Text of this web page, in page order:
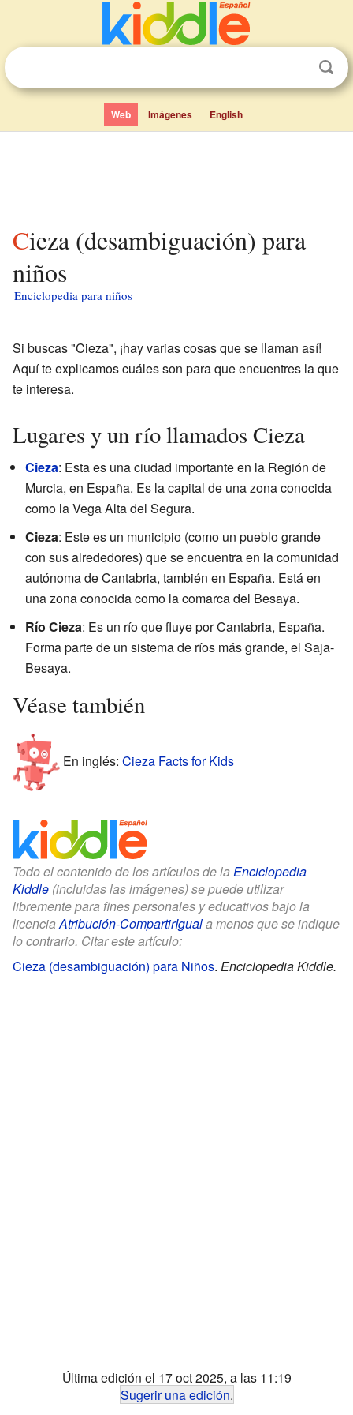
Web Imágenes English
Cieza (desambiguación) para
niños
Enciclopedia para niños
Si buscas "Cieza", ¡hay varias cosas que se llaman así!
Aquí te explicamos cuáles son para que encuentres la que
te interesa.
Lugares y un río llamados Cieza
Cieza: Esta es una ciudad importante en la Región de
Murcia, en España. Es la capital de una zona conocida
como la Vega Alta del Segura.
Cieza: Este es un municipio (como un pueblo grande
con sus alrededores) que se encuentra en la comunidad
autónoma de Cantabria, también en España. Está en
una zona conocida como la comarca del Besaya.
Río Cieza: Es un río que fluye por Cantabria, España.
Forma parte de un sistema de ríos más grande, el Saja-
Besaya.
Véase también
En inglés: Cieza Facts for Kids
Todo el contenido de los artículos de la Enciclopedia
Kiddle (incluidas las imágenes) se puede utilizar
libremente para fines personales y educativos bajo la
licenciaAtribución-CompartirIguala menos que se indique
lo contrario. Citar este artículo:
Cieza (desambiguación) para Niños. Enciclopedia Kiddle.
Última edición el 17 oct 2025, a las 11:19
Sugerir una edición.